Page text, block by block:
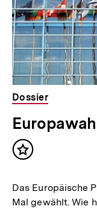
t
:
Dossier
Inhalt
Das Europäische
Mal gewählt. Wie